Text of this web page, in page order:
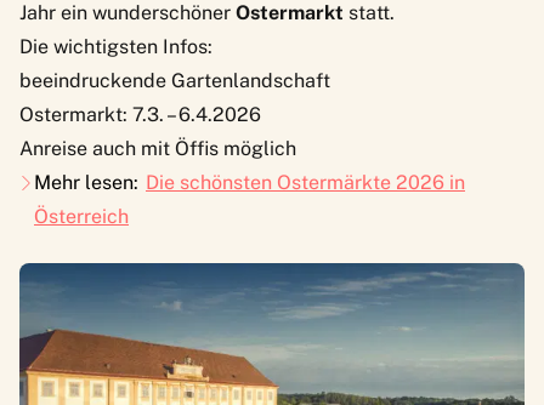
Jahr ein wunderschöner Ostermarkt statt.
Die wichtigsten Infos:
beeindruckende Gartenlandschaft
Ostermarkt: 7.3. – 6.4.2026
Anreise auch mit Öffis möglich
Mehr lesen: Die schönsten Ostermärkte 2026 in
Österreich